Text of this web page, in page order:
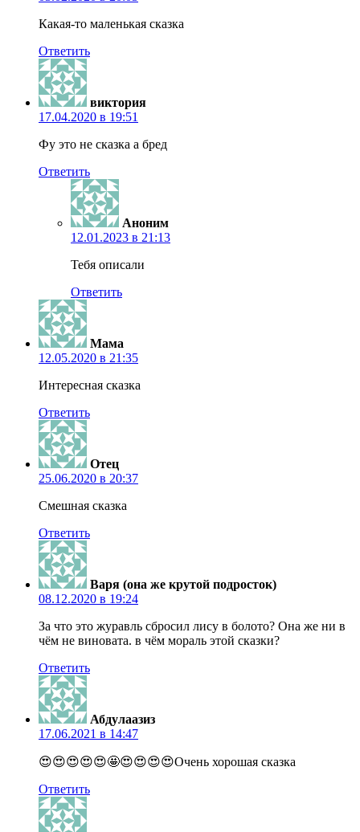
Какая-то маленькая сказка
Ответить
виктория
17.04.2020 в 19:51
Фу это не сказка а бред
Ответить
Аноним
12.01.2023 в 21:13
Тебя описали
Ответить
Мама
12.05.2020 в 21:35
Интересная сказка
Ответить
Отец
25.06.2020 в 20:37
Смешная сказка
Ответить
Варя (она же крутой подросток)
08.12.2020 в 19:24
За что это журавль сбросил лису в болото? Она же ни в
чём не виновата. в чём мораль этой сказки?
Ответить
Абдулаазиз
17.06.2021 в 14:47
😍😍😍😍😍🤩😍😍😍😍Очень хорошая сказка
Ответить